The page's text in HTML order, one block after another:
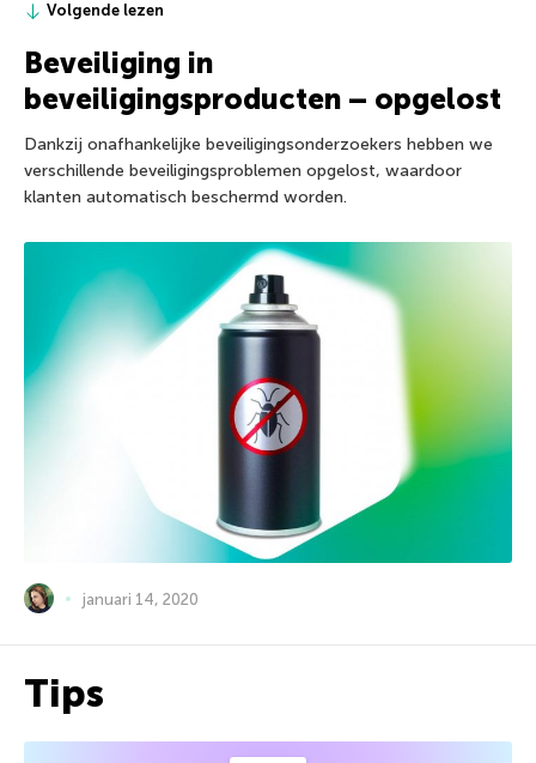
Volgende lezen
Beveiliging in
beveiligingsproducten – opgelost
Dankzij onafhankelijke beveiligingsonderzoekers hebben we
verschillende beveiligingsproblemen opgelost, waardoor
klanten automatisch beschermd worden.
januari 14, 2020
Tips